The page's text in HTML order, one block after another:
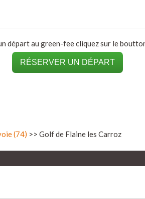
départ au green-fee cliquez sur le
RÉSERVER UN DÉPART
(74) >> Golf de Flaine les Carroz